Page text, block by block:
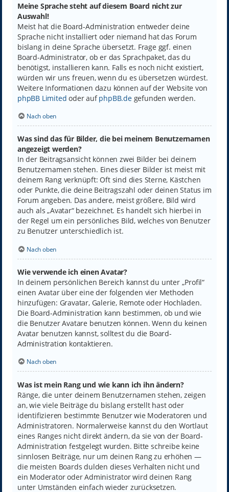
Meine Sprache steht auf diesem Board nicht zur
Auswahl!
Meist hat die Board-Administration entweder deine
Sprache nicht installiert oder niemand hat das Forum
bislang in deine Sprache übersetzt. Frage ggf. einen
Board-Administrator, ob er das Sprachpaket, das du
benötigst, installieren kann. Falls es noch nicht existiert,
würden wir uns freuen, wenn du es übersetzen würdest.
Weitere Informationen dazu können auf der Website von
phpBB Limited oder aufphpBB.degefunden werden.
Nach oben
Was sind das für Bilder, die bei meinem Benutzernamen
angezeigt werden?
In der Beitragsansicht können zwei Bilder bei deinem
Benutzernamen stehen. Eines dieser Bilder ist meist mit
deinem Rang verknüpft: Oft sind dies Sterne, Kästchen
oder Punkte, die deine Beitragszahl oder deinen Status im
Forum angeben. Das andere, meist größere, Bild wird
auch als „Avatar“ bezeichnet. Es handelt sich hierbei in
der Regel um ein persönliches Bild, welches von Benutzer
zu Benutzer unterschiedlich ist.
Nach oben
Wie verwende ich einen Avatar?
In deinem persönlichen Bereich kannst du unter „Profil“
einen Avatar über eine der folgenden vier Methoden
hinzufügen: Gravatar, Galerie, Remote oder Hochladen.
Die Board-Administration kann bestimmen, ob und wie
die Benutzer Avatare benutzen können. Wenn du keinen
Avatar benutzen kannst, solltest du die Board-
Administration kontaktieren.
Nach oben
Was ist mein Rang und wie kann ich ihn ändern?
Ränge, die unter deinem Benutzernamen stehen, zeigen
an, wie viele Beiträge du bislang erstellt hast oder
identifizieren bestimmte Benutzer wie Moderatoren und
Administratoren. Normalerweise kannst du den Wortlaut
eines Ranges nicht direkt ändern, da sie von der Board-
Administration festgelegt wurden. Bitte schreibe keine
sinnlosen Beiträge, nur um deinen Rang zu erhöhen —
die meisten Boards dulden dieses Verhalten nicht und
ein Moderator oder Administrator wird deinen Rang
unter Umständen einfach wieder zurücksetzen.